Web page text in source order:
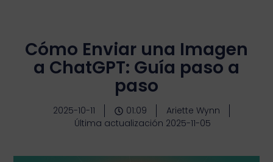
Cómo Enviar una Imagen
a ChatGPT: Guía paso a
paso
2025-10-11 01:09
Ariette Wynn
Última actualización 2025-11-05